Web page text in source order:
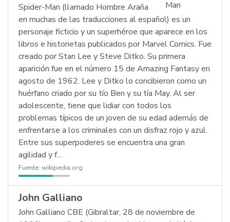
Spider-Man (llamado Hombre Araña
en muchas de las traducciones al español) es un
personaje ficticio y un superhéroe que aparece en los
libros e historietas publicados por Marvel Comics. Fue
creado por Stan Lee y Steve Ditko. Su primera
aparición fue en el número 15 de Amazing Fantasy en
agosto de 1962. Lee y Ditko lo concibieron como un
huérfano criado por su tío Ben y su tía May. Al ser
adolescente, tiene que lidiar con todos los
problemas típicos de un joven de su edad además de
enfrentarse a los criminales con un disfraz rojo y azul.
Entre sus superpoderes se encuentra una gran
agilidad y f…
Fuente: wikipedia.org
John Galliano
John Galliano CBE (Gibraltar, 28 de noviembre de